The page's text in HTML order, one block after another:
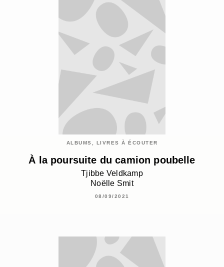
ALBUMS, LIVRES À ÉCOUTER
À la poursuite du camion poubelle
Tjibbe Veldkamp
Noëlle Smit
08/09/2021